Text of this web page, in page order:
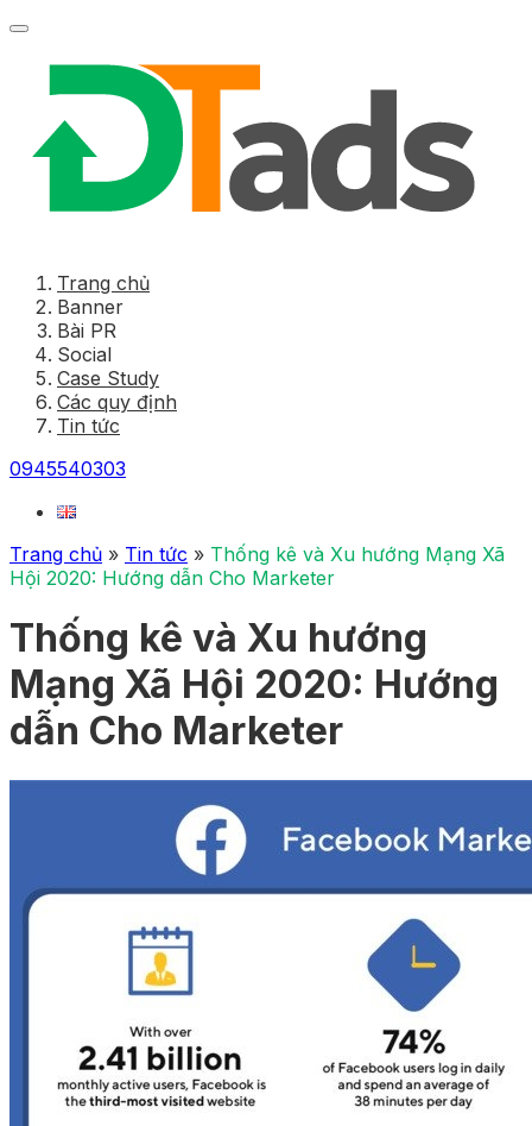
Trang chủ
Banner
Bài PR
Social
Case Study
Các quy định
Tin tức
0945540303
Trang chủ » Tin tức » Thống kê và Xu hướng Mạng Xã
Hội 2020: Hướng dẫn Cho Marketer
Thống kê và Xu hướng
Mạng Xã Hội 2020: Hướng
dẫn Cho Marketer